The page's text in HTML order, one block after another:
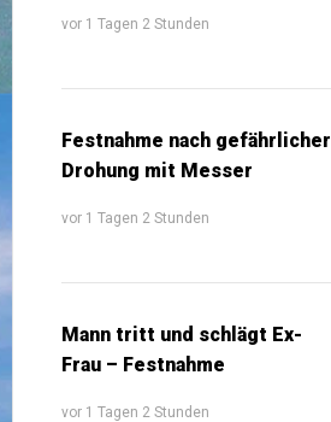
vor 1 Tagen 2 Stunden
Festnahme nach gefährlicher
Drohung mit Messer
vor 1 Tagen 2 Stunden
Mann tritt und schlägt Ex-
Frau – Festnahme
vor 1 Tagen 2 Stunden